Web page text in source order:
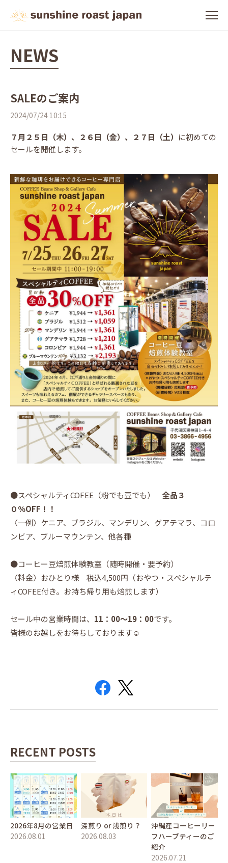
NEWS
SALEのご案内
2024/07/24 10:15
７月２５日（木）、２６日（金）、２７日（土） に初めての
セールを開催します。
●スペシャルティCOFEE（粉でも豆でも） 全品３
０％OFF！！
〈一例〉ケニア、ブラジル、マンデリン、グアテマラ、コロ
ンビア、ブルーマウンテン、他各種
●コーヒー豆焙煎体験教室（随時開催・要予約）
〈料金〉おひとり様 税込4,500円（おやつ・スペシャルテ
ィCOFEE付き。お持ち帰り用も焙煎します）
セール中の営業時間は、 11：00〜19：00です。
皆様のお越しをお待ちしております☺️
RECENT POSTS
2026年8月の営業日
2026.08.01
深煎り or 浅煎り？
2026.08.03
沖縄産コーヒーリー
フハーブティーのご
紹介
2026.07.21